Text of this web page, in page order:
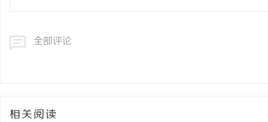
全部评论
相关阅读